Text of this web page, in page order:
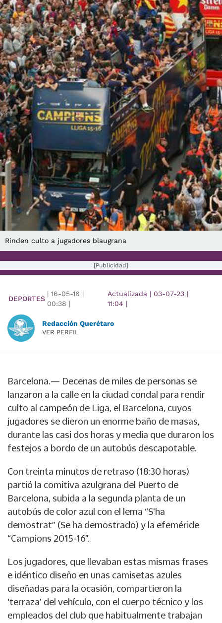
Rinden culto a jugadores blaugrana
[Publicidad]
DEPORTES
| 16-05-16 |
00:38 |
Actualizada | 03-07-23 |
11:04 |
Redacción Querétaro
VER PERFIL
Barcelona.— Decenas de miles de personas se
lanzaron a la calle en la ciudad condal para rendir
culto al campeón de Liga, el Barcelona, cuyos
jugadores se dieron un enorme baño de masas,
durante las casi dos horas y media que duraron los
festejos a bordo de un autobús descapotable.
Con treinta minutos de retraso (18:30 horas)
partió la comitiva azulgrana del Puerto de
Barcelona, subida a la segunda planta de un
autobús de color azul con el lema “S'ha
demostrat” (Se ha demostrado) y la efeméride
“Campions 2015-16”.
Los jugadores, que llevaban estas mismas frases
e idéntico diseño en unas camisetas azules
diseñadas para la ocasión, compartieron la
‘terraza’ del vehículo, con el cuerpo técnico y los
empleados del club que habitualmente trabajan